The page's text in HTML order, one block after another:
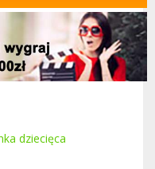
dziecięca